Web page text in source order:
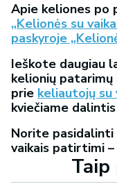
Apie keliones po
„Kelionės su
paskyroje
Ieškote daugiau
kelionių patarimų
prie keliautojų su
kviečiame
Norite pasidalinti
vaikais patirtimi –